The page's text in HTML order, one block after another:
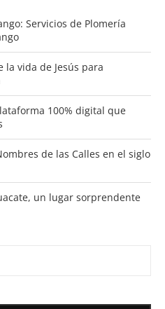
Servicios de Plomería
la vida de Jesús para
100% digital que
de las Calles en el siglo
un lugar sorprendente